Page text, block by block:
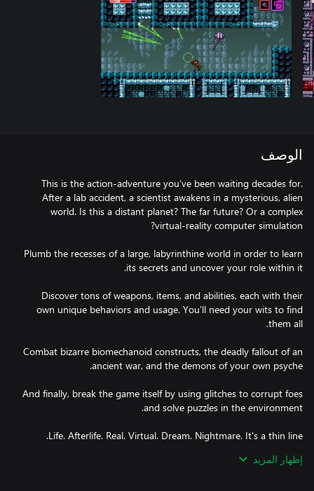
الوصف
This is the action-adventure you’ve been waiting decades for.
After a lab accident, a scientist awakens in a mysterious, alien
world. Is this a distant planet? The far future? Or a complex
Plumb the recesses of a large, labyrinthine world in order to learn
Discover tons of weapons, items, and abilities, each with their
own unique behaviors and usage. You’ll need your wits to find
Combat bizarre biomechanoid constructs, the deadly fallout of an
And finally, break the game itself by using glitches to corrupt foes
It's Axiom Verge.
إظهار المزيد